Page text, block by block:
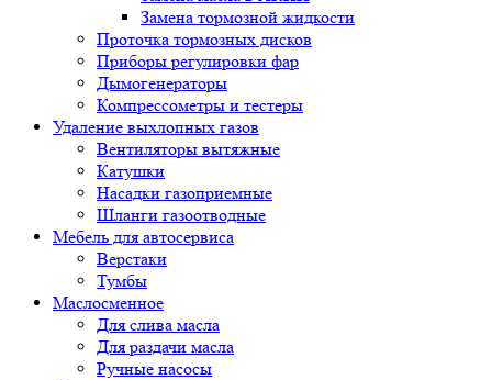
Замена тормозной жидкости
Проточка тормозных дисков
Приборы регулировки фар
Дымогенераторы
Компрессометры и тестеры
Удаление выхлопных газов
Вентиляторы вытяжные
Катушки
Насадки газоприемные
Шланги газоотводные
Мебель для автосервиса
Верстаки
Тумбы
Маслосменное
Для слива масла
Для раздачи масла
Ручные насосы